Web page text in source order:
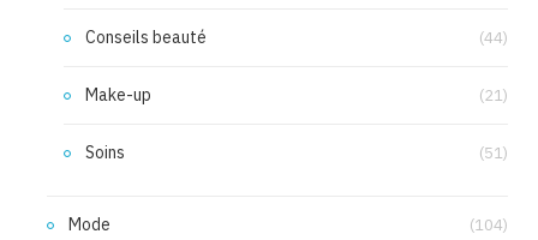
Conseils beauté (44)
Make-up (21)
Soins (51)
Mode (104)